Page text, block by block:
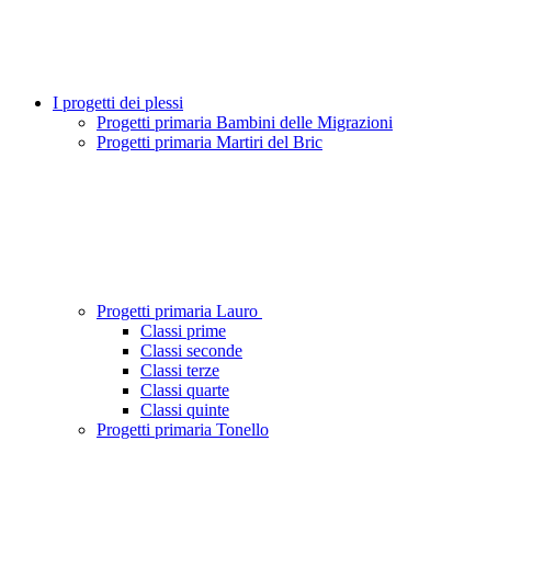
I progetti dei plessi
Progetti primaria Bambini delle Migrazioni
Progetti primaria Martiri del Bric
Progetti primaria Lauro
Classi prime
Classi seconde
Classi terze
Classi quarte
Classi quinte
Progetti primaria Tonello